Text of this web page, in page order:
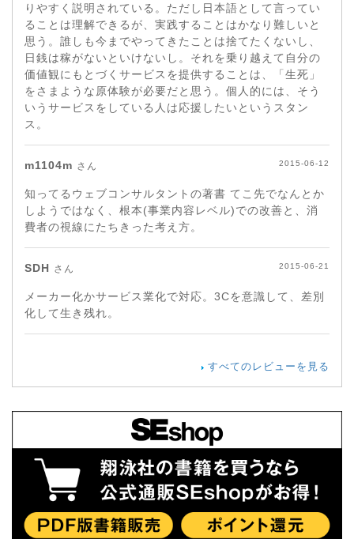
りやすく説明されている。ただし日本語として言ってい
ることは理解できるが、実践することはかなり難しいと
思う。誰しも今までやってきたことは捨てたくないし、
日銭は稼がないといけないし。それを乗り越えて自分の
価値観にもとづくサービスを提供することは、「生死」
をさまような原体験が必要だと思う。個人的には、そう
いうサービスをしている人は応援したいというスタン
ス。
m1104m さん 2015-06-12
知ってるウェブコンサルタントの著書 てこ先でなんとか
しようではなく、根本(事業内容レベル)での改善と、消
費者の視線にたちきった考え方。
SDH さん 2015-06-21
メーカー化かサービス業化で対応。3Cを意識して、差別
化して生き残れ。
すべてのレビューを見る